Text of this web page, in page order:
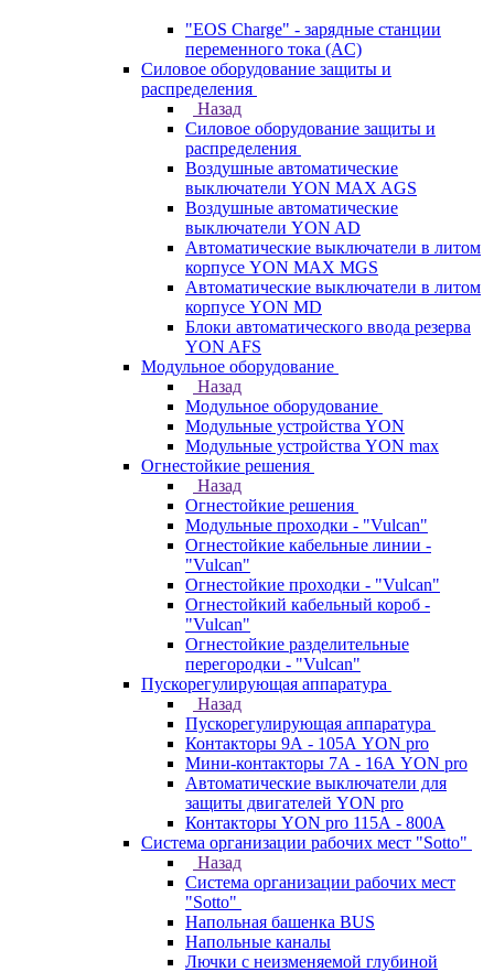
"EOS Charge" - зарядные станции
переменного тока (AC)
Силовое оборудование защиты и
распределения
Назад
Силовое оборудование защиты и
распределения
Воздушные автоматические
выключатели YON MAX AGS
Воздушные автоматические
выключатели YON AD
Автоматические выключатели в литом
корпусе YON MAX MGS
Автоматические выключатели в литом
корпусе YON MD
Блоки автоматического ввода резерва
YON AFS
Модульное оборудование
Назад
Модульное оборудование
Модульные устройства YON
Модульные устройства YON max
Огнестойкие решения
Назад
Огнестойкие решения
Модульные проходки - "Vulcan"
Огнестойкие кабельные линии -
"Vulcan"
Огнестойкие проходки - "Vulcan"
Огнестойкий кабельный короб -
"Vulcan"
Огнестойкие разделительные
перегородки - "Vulcan"
Пускорегулирующая аппаратура
Назад
Пускорегулирующая аппаратура
Контакторы 9А - 105А YON pro
Мини-контакторы 7А - 16А YON pro
Автоматические выключатели для
защиты двигателей YON pro
Контакторы YON pro 115А - 800А
Система организации рабочих мест "Sotto"
Назад
Система организации рабочих мест
"Sotto"
Напольная башенка BUS
Напольные каналы
Лючки с неизменяемой глубиной